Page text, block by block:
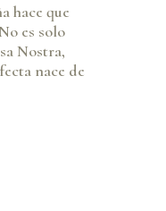
hace que
es solo
Nostra,
nace de